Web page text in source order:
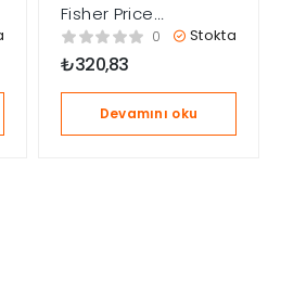
Fisher Price
Sensimals Dişlik Seti
Hrb21
0 Stokta
₺320,83
Devamını oku